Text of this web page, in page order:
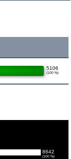
5106
(100 %)
8642
(100 %)